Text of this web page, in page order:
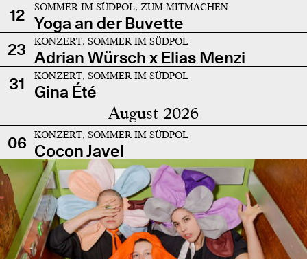
12 SOMMER IM SÜDPOL, ZUM MITMACHEN
Yoga an der Buvette
23
KONZERT, SOMMER IM SÜDPOL
Adrian Würsch x Elias Menzi
31
KONZERT, SOMMER IM SÜDPOL
Gina Été
August 2026
06 KONZERT, SOMMER IM SÜDPOL
Cocon Javel